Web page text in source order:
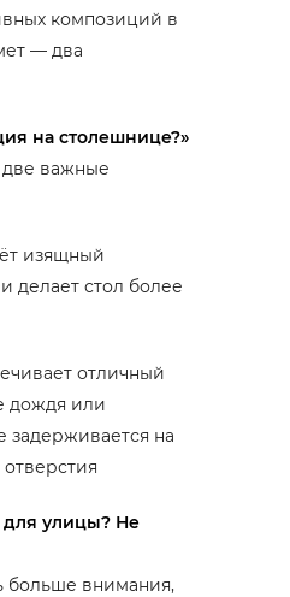
композиций в
— два
на столешнице?»
важные
изящный
делает стол более
отличный
дождя или
задерживается на
отверстия
для улицы? Не
больше внимания,